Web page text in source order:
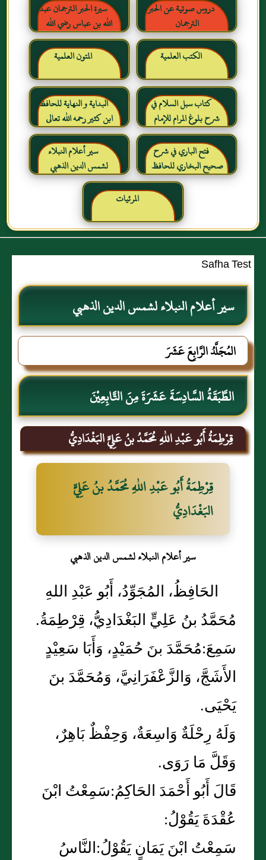
دروس صوتية عن الحبر
الترجمان
سيرة الحبر الترجمان عبد
الله بن عباس رضي الله
عنهما
الكتب العلمية
المتون العلمية
كتاب سبل السلام في
شرح بلوغ المرام للإمام
الصنعاني رحمه الله
البداية و النهاية للحافظ
ابن كثير رحمه الله تعالى
فتح الباري في شرح
صحيح البخاري للحافظ
ابن حجر العسقلاني
سير أعلام النبلاء
لشمس الدين الذهبي
المرئيات
Safha Test
سير أعلام النبلاء لشمس الدين الذهبي
المُجَلَّدُ الرَّابِعَ عَشَرَ
الطَّبَقَةُ السَّادِسَةَ عَشَرَةَ مِنَ التَّابِعِيْنَ
قِرْطِمَةُ أَبُو عَبْدِ اللهِ مُحَمَّدُ بنُ عَلِيٍّ البَغْدَادِيُّ
قِرْطِمَةُ أَبُو عَبْدِ اللهِ مُحَمَّدُ بنُ عَلِيٍّ
البَغْدَادِيُّ
سير أعلام النبلاء لشمس الدين الذهبي
الحَافِظُ، المُجَوِّدُ، أَبُو عَبْدِ اللهِ
مُحَمَّدُ بنُ عَلِيٍّ البَغْدَادِيُّ، قِرْطِمَةُ.
سَمِعَ:مُحَمَّدَ بنَ حُمَيْدٍ، وَأَبَا سَعِيْدٍ
الأَشَجَّ، وَالزَّعْفَرَانِيَّ، وَمُحَمَّدَ بنَ
يَحْيَى.
وَلَهُ رِحْلَةٌ وَاسِعَةٌ، وَحِفْظٌ بَاهِرٌ،
وَقَلَّ مَا رَوَى.
قَالَ أَبُو أَحْمَدَ الحَاكِمُ:سَمِعْتُ ابْنَ
عُقْدَةَ يَقُوْلُ:
سَمِعْتُ ابْنَ يَمَانٍ يَقُوْلُ:النَّاسُ